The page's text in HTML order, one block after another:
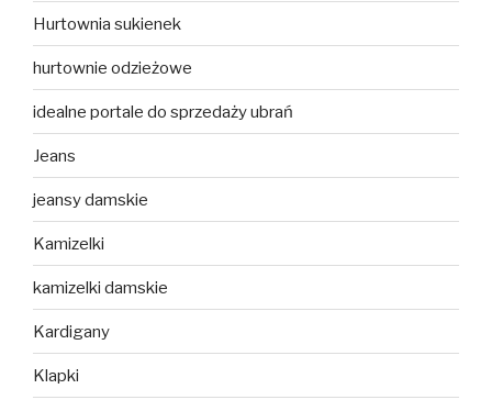
Hurtownia sukienek
hurtownie odzieżowe
idealne portale do sprzedaży ubrań
Jeans
jeansy damskie
Kamizelki
kamizelki damskie
Kardigany
Klapki